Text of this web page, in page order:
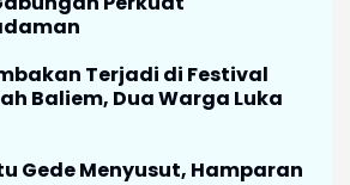
Terjadi di Festival
Baliem, Dua Warga Luka
Gede Menyusut, Hamparan